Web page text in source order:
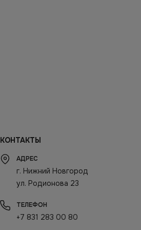
КОНТАКТЫ
АДРЕС
г. Нижний Новгород
ул. Родионова 23
ТЕЛЕФОН
+7 831 283 00 80